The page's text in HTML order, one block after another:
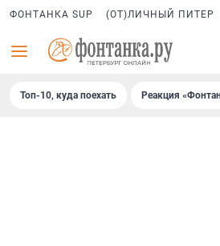
ФОНТАНКА SUP (ОТ)ЛИЧНЫЙ ПИТЕР
Топ-10, куда поехать Реакция